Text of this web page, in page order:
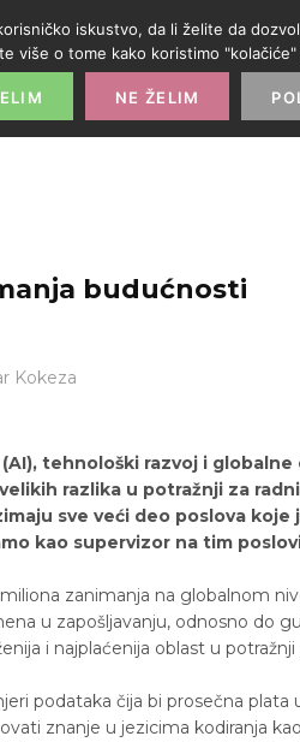
POČETNA PROMO IZLOG
budućnosti
Kokeza
tehnološki razvoj i
razlika u potražnji za
sve veći deo poslova koje
kao supervizor na tim
zanimanja na globalnom
u zapošljavanju, odnosno do
i najplaćenija oblast u
podataka čija bi prosečna
znanje u jezicima kodiranja
iskustvo, da li želite da
više o tome kako koristimo
NE ŽELIM